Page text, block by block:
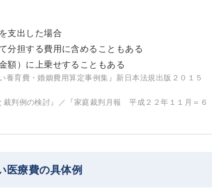
支出した場合
分担する費用に含めることもある
額）に上乗せすることもある
育費・婚姻費用算定事例集』新日本法規出版２０１５
判例の検討』／『家庭裁判月報 平成２２年１１月＝６
医療費の具体例